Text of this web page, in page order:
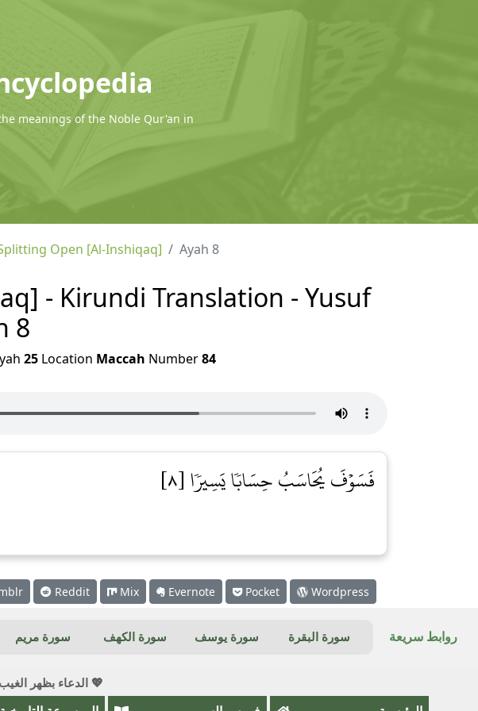
meanings of the Noble Qur'an in
Open [Al-Inshiqaq] Ayah 8
- Kirundi Translation - Yusuf
8
25Location Maccah Number84
فَسَوۡفَ يُحَاسَبُ حِسَابٗا يَسِيرٗا [٨]
Reddit Mix Evernote Pocket Wordpress
روابط سريعة سورة البقرة سورة يوسف سورة الكهف سورة مريم
💖 الدعاء بظهر